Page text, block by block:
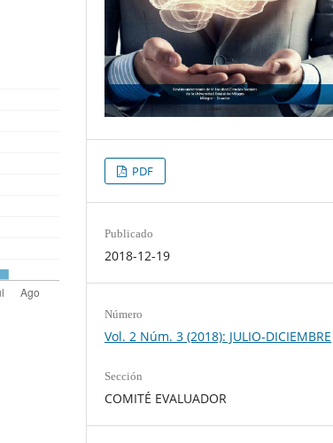
PDF
Publicado
2018-12-19
Número
Vol. 2 Núm. 3 (2018): JULIO-DICIEMBRE
Sección
COMITÉ EVALUADOR